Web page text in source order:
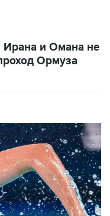
Ирана и Омана не
Ормуза